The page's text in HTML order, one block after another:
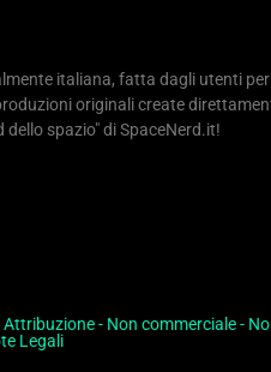
italiana, fatta dagli utenti
originali create
spazio" di SpaceNerd.it!
- Non commerciale -
Legali